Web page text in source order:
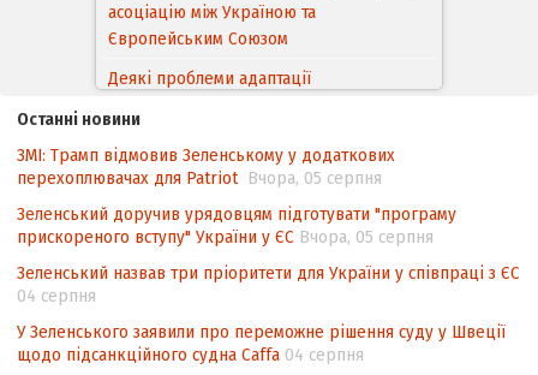
асоціацію між Україною та
Європейським Cоюзом
Деякі проблеми адаптації
походження товарів відповідно до
Угоди про торговельні аспекти прав
інтелектуальної власності (TRIPS) у
контексті євроінтеграції
Аналіз виборчого законодавства щодо
невизначеності механізму повторного
Інформаційна безпека суспільства
Останні новини
ЗМІ: Трамп відмовив Зеленському у додаткових
перехоплювачах для Patriot Вчора, 05 серпня
Зеленський доручив урядовцям підготувати "програму
прискореного вступу" України у ЄС Вчора, 05 серпня
Зеленський назвав три пріоритети для України у співпраці з ЄС
04 серпня
У Зеленського заявили про переможне рішення суду у Швеції
щодо підсанкційного судна Caffa 04 серпня